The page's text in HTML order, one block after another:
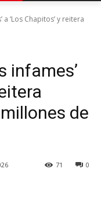
a ‘Los Chapitos’ y reitera
infames’
de
0
71